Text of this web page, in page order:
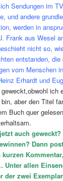
Sendungen im
und andere
werden in
Frank aus Wesel
nicht so,
entstanden, die
vom Menschen
Erhardt und
ich
aber den Titel
Buch quer
auch
Dann
kurzen
allen
der zwei